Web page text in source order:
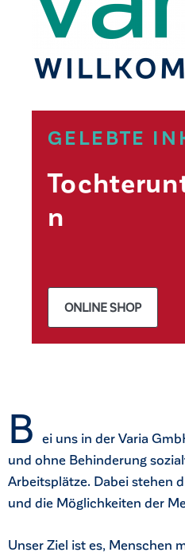
GELEBTE
n
ONLINE SHOP
B ei uns in der Varia
und ohne Behinderung
Arbeitsplätze. Dabei stehen
und die Möglichkeiten der
Unser Ziel ist es, Menschen